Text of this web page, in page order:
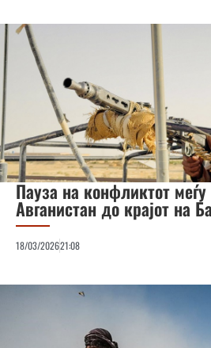
Пауза на конфликтот
Авганистан до крајот на
18/03/202621:08